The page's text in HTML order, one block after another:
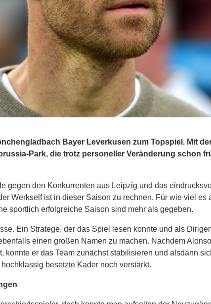
Bayer Leverkusen zum Topspiel. Mit
Park, die trotz personeller Veränderung schon
gegen den Konkurrenten aus Leipzig und das
Werkself ist in dieser Saison zu rechnen. Für wie viel es
sportlich erfolgreiche Saison sind mehr als gegeben.
Ein Stratege, der das Spiel lesen konnte und als
einen großen Namen zu machen. Nachdem
konnte er das Team zunächst stabilisieren und alsdann
besetzte Kader noch verstärkt.